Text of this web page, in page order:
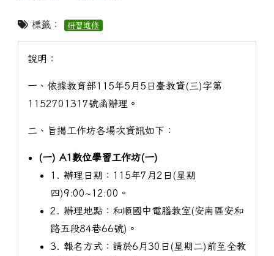
標籤： 研習進修
說明：
一、依據教育部115年5月5日臺教資(三)字第
1152701317號函辦理。
二、旨揭工作坊各場次資訊如下：
(一) A1數位學習工作坊(一)
1. 辦理日期：115年7月2日(星期
四)9:00~12:00。
2. 辦理地點：和順國中電腦教室(安南區安和
路五段84巷66號)。
3. 報名方式：請於6月30日(星期二)前至全教